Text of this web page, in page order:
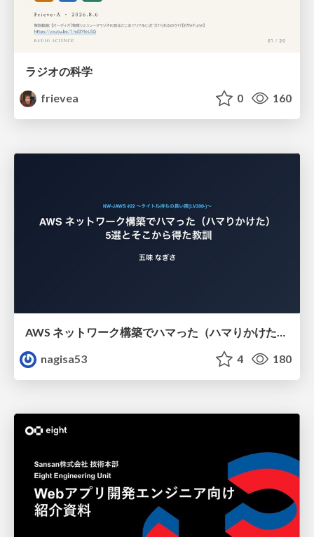
ラジオの科学
frievea
0 160
AWS ネットワーク構築でハマった（ハマりかけた） 5選とそこから得た教訓
nagisa53
4 180